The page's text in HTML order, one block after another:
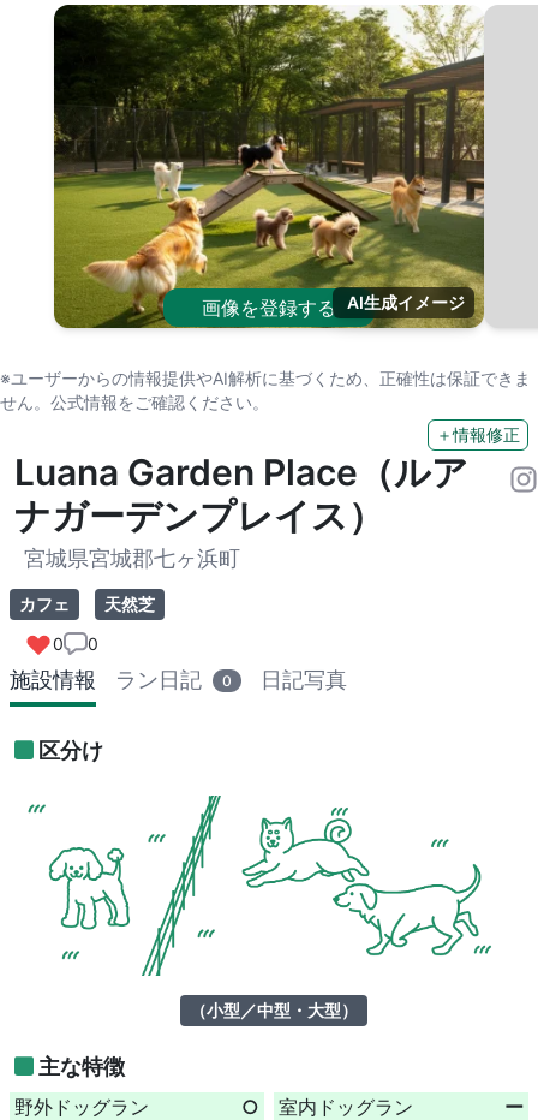
画像を登録する AI生成イメージ
※ユーザーからの情報提供やAI解析に基づくため、正確性は保証できま
せん。公式情報をご確認ください。
＋情報修正
Luana Garden Place（ルア
ナガーデンプレイス）
宮城県宮城郡七ヶ浜町
カフェ
天然芝
0
0
施設情報 ラン日記 0 日記写真
区分け
（小型／中型・大型）
主な特徴
野外ドッグラン ○ 室内ドッグラン
ー